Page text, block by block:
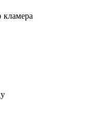
кламера